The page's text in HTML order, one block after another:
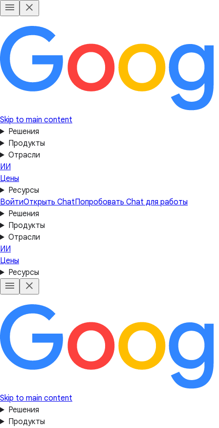
Skip to main content
Решения
Продукты
Отрасли
ИИ
Цены
Ресурсы
ВойтиОткрыть ChatПопробовать Chat для работы
Решения
Продукты
Отрасли
ИИ
Цены
Ресурсы
Skip to main content
Решения
Продукты